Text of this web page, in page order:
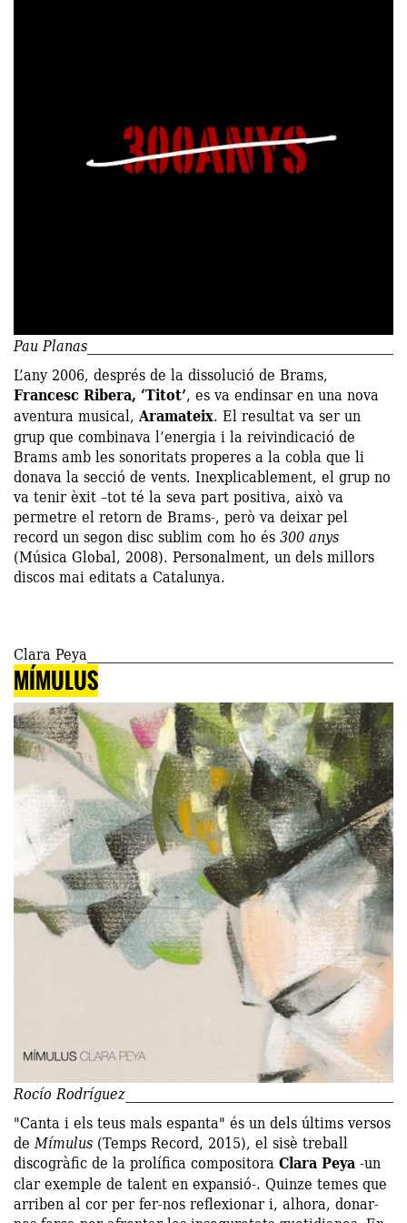
Pau Planas
L’any 2006, després de la dissolució de Brams,
Francesc Ribera, ‘Titot’, es va endinsar en una nova
aventura musical,Aramateix. El resultat va ser un
grup que combinava l’energia i la reivindicació de
Brams amb les sonoritats properes a la cobla que li
donava la secció de vents. Inexplicablement, el grup no
va tenir èxit –tot té la seva part positiva, això va
permetre el retorn de Brams-, però va deixar pel
record un segon disc sublim com ho és300 anys
(Música Global, 2008). Personalment, un dels millors
discos mai editats a Catalunya.
Clara Peya
MÍMULUS
Rocío Rodríguez
"Canta i els teus mals espanta" és un dels últims versos
deMímulus (Temps Record, 2015), el sisè treball
discogràfic de la prolífica compositoraClara Peya-un
clar exemple de talent en expansió-. Quinze temes que
arriben al cor per fer-nos reflexionar i, alhora, donar-